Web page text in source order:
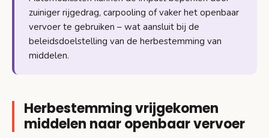
zuiniger rijgedrag, carpooling of vaker het openbaar
vervoer te gebruiken – wat aansluit bij de
beleidsdoelstelling van de herbestemming van
middelen.
Herbestemming vrijgekomen
middelen naar openbaar vervoer